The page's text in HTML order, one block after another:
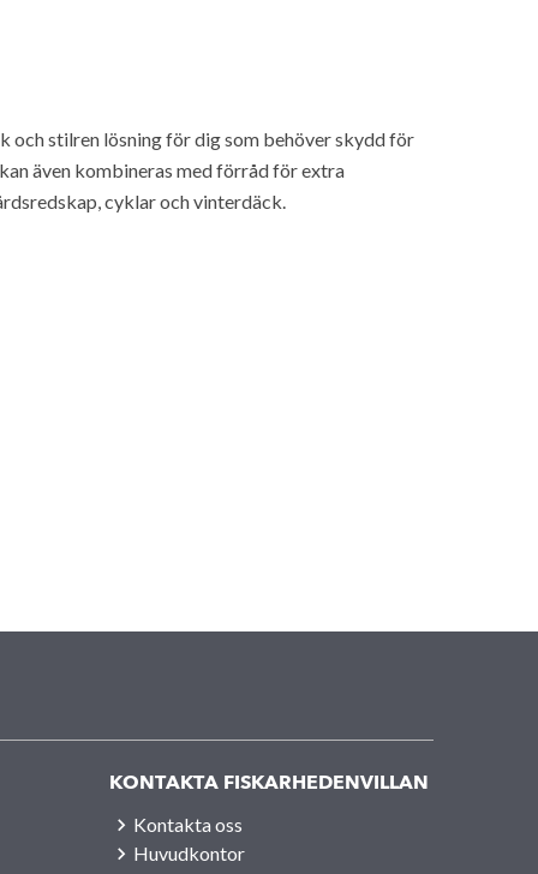
och stilren lösning för dig som behöver skydd för
även kombineras med förråd för extra
cyklar och vinterdäck.
KONTAKTA FISKARHEDENVILLAN
Kontakta oss
Huvudkontor